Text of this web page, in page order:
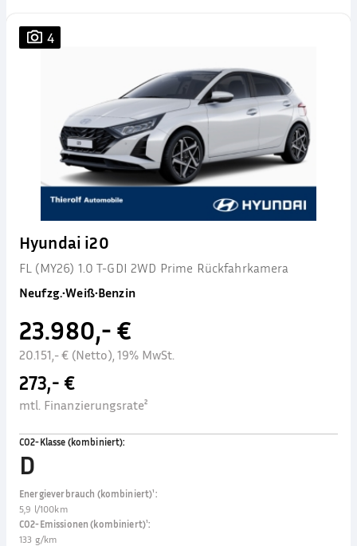
4
Hyundai i20
FL (MY26) 1.0 T-GDI 2WD Prime Rückfahrkamera
Neufzg.•Weiß•Benzin
23.980,- €
20.151,- € (Netto), 19% MwSt.
273,- €
mtl. Finanzierungsrate²
CO2-Klasse (kombiniert):
D
Energieverbrauch (kombiniert)¹:
5,9 l/100km
CO2-Emissionen (kombiniert)¹:
133 g/km